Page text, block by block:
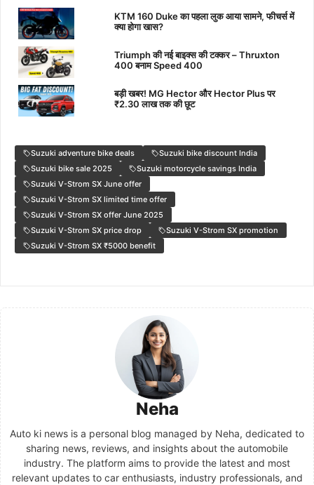
KTM 160 Duke का पहला लुक आया सामने, फीचर्स में
क्या होगा खास?
Triumph की नई बाइक्स की टक्कर – Thruxton
400 बनाम Speed 400
बड़ी खबर! MG Hector और Hector Plus पर
₹2.30 लाख तक की छूट
Suzuki adventure bike deals
Suzuki bike discount India
Suzuki bike sale 2025
Suzuki motorcycle savings India
Suzuki V-Strom SX June offer
Suzuki V-Strom SX limited time offer
Suzuki V-Strom SX offer June 2025
Suzuki V-Strom SX price drop
Suzuki V-Strom SX promotion
Suzuki V-Strom SX ₹5000 benefit
Neha
Auto ki news is a personal blog managed by Neha, dedicated to
sharing news, reviews, and insights about the automobile
industry. The platform aims to provide the latest and most
relevant updates to car enthusiasts, industry professionals, and